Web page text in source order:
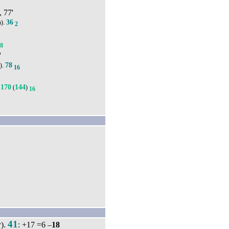
, 77'
36 2
78 16
170 (144) 16
41 : +17 =6 –18